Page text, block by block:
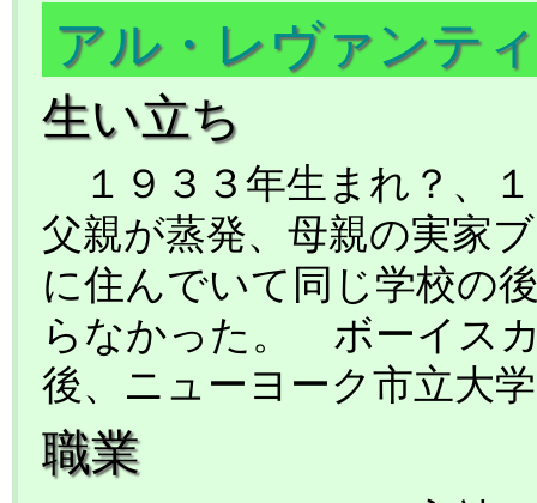
アル・レヴァンテ
生い立ち
１９３３年生まれ？、
父親が蒸発、母親の実家
に住んでいて同じ学校の
らなかった。 ボーイス
後、ニューヨーク市立大
職業